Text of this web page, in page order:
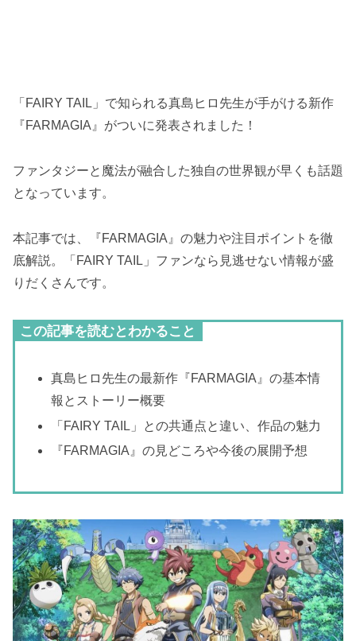
「FAIRY TAIL」で知られる真島ヒロ先生が手がける新作
『FARMAGIA』がついに発表されました！
ファンタジーと魔法が融合した独自の世界観が早くも話題
となっています。
本記事では、『FARMAGIA』の魅力や注目ポイントを徹
底解説。「FAIRY TAIL」ファンなら見逃せない情報が盛
りだくさんです。
この記事を読むとわかること
真島ヒロ先生の最新作『FARMAGIA』の基本情
報とストーリー概要
「FAIRY TAIL」との共通点と違い、作品の魅力
『FARMAGIA』の見どころや今後の展開予想